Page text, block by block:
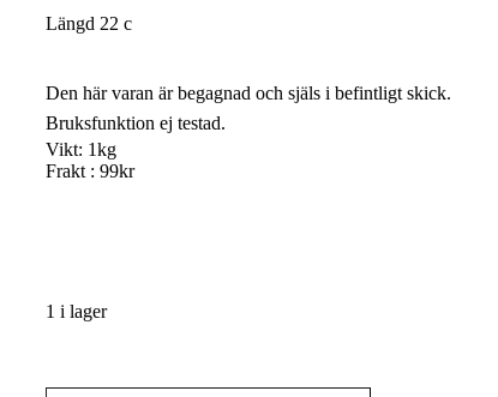
Längd 22 c
Den här varan är begagnad och själs i befintligt skick.
Bruksfunktion ej testad.
Vikt: 1kg
Frakt : 99kr
1 i lager